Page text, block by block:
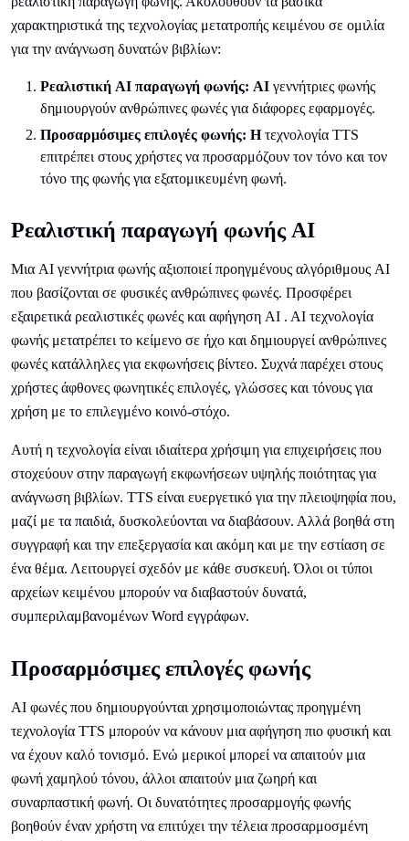
χαρακτηριστικά της τεχνολογίας μετατροπής κειμένου σε ομιλία
για την ανάγνωση δυνατών βιβλίων:
Ρεαλιστική AI παραγωγή φωνής: AI γεννήτριες φωνής
δημιουργούν ανθρώπινες φωνές για διάφορες εφαρμογές.
Προσαρμόσιμες επιλογές φωνής: Ητεχνολογία TTS
επιτρέπει στους χρήστες να προσαρμόζουν τον τόνο και τον
τόνο της φωνής για εξατομικευμένη φωνή.
Ρεαλιστική παραγωγή φωνής AI
Μια AI γεννήτρια φωνής αξιοποιεί προηγμένους αλγόριθμους AI
που βασίζονται σε φυσικές ανθρώπινες φωνές. Προσφέρει
εξαιρετικά ρεαλιστικές φωνές και αφήγηση AI . AI τεχνολογία
φωνής μετατρέπει το κείμενο σε ήχο και δημιουργεί ανθρώπινες
φωνές κατάλληλες για εκφωνήσεις βίντεο. Συχνά παρέχει στους
χρήστες άφθονες φωνητικές επιλογές, γλώσσες και τόνους για
χρήση με το επιλεγμένο κοινό-στόχο.
Αυτή η τεχνολογία είναι ιδιαίτερα χρήσιμη για επιχειρήσεις που
στοχεύουν στην παραγωγή εκφωνήσεων υψηλής ποιότητας για
ανάγνωση βιβλίων. TTS είναι ευεργετικό για την πλειοψηφία που,
μαζί με τα παιδιά, δυσκολεύονται να διαβάσουν. Αλλά βοηθά στη
συγγραφή και την επεξεργασία και ακόμη και με την εστίαση σε
ένα θέμα. Λειτουργεί σχεδόν με κάθε συσκευή. Όλοι οι τύποι
αρχείων κειμένου μπορούν να διαβαστούν δυνατά,
συμπεριλαμβανομένων Word εγγράφων.
Προσαρμόσιμες επιλογές φωνής
AI φωνές που δημιουργούνται χρησιμοποιώντας προηγμένη
τεχνολογία TTS μπορούν να κάνουν μια αφήγηση πιο φυσική και
να έχουν καλό τονισμό. Ενώ μερικοί μπορεί να απαιτούν μια
φωνή χαμηλού τόνου, άλλοι απαιτούν μια ζωηρή και
συναρπαστική φωνή. Οι δυνατότητες προσαρμογής φωνής
βοηθούν έναν χρήστη να επιτύχει την τέλεια προσαρμοσμένη